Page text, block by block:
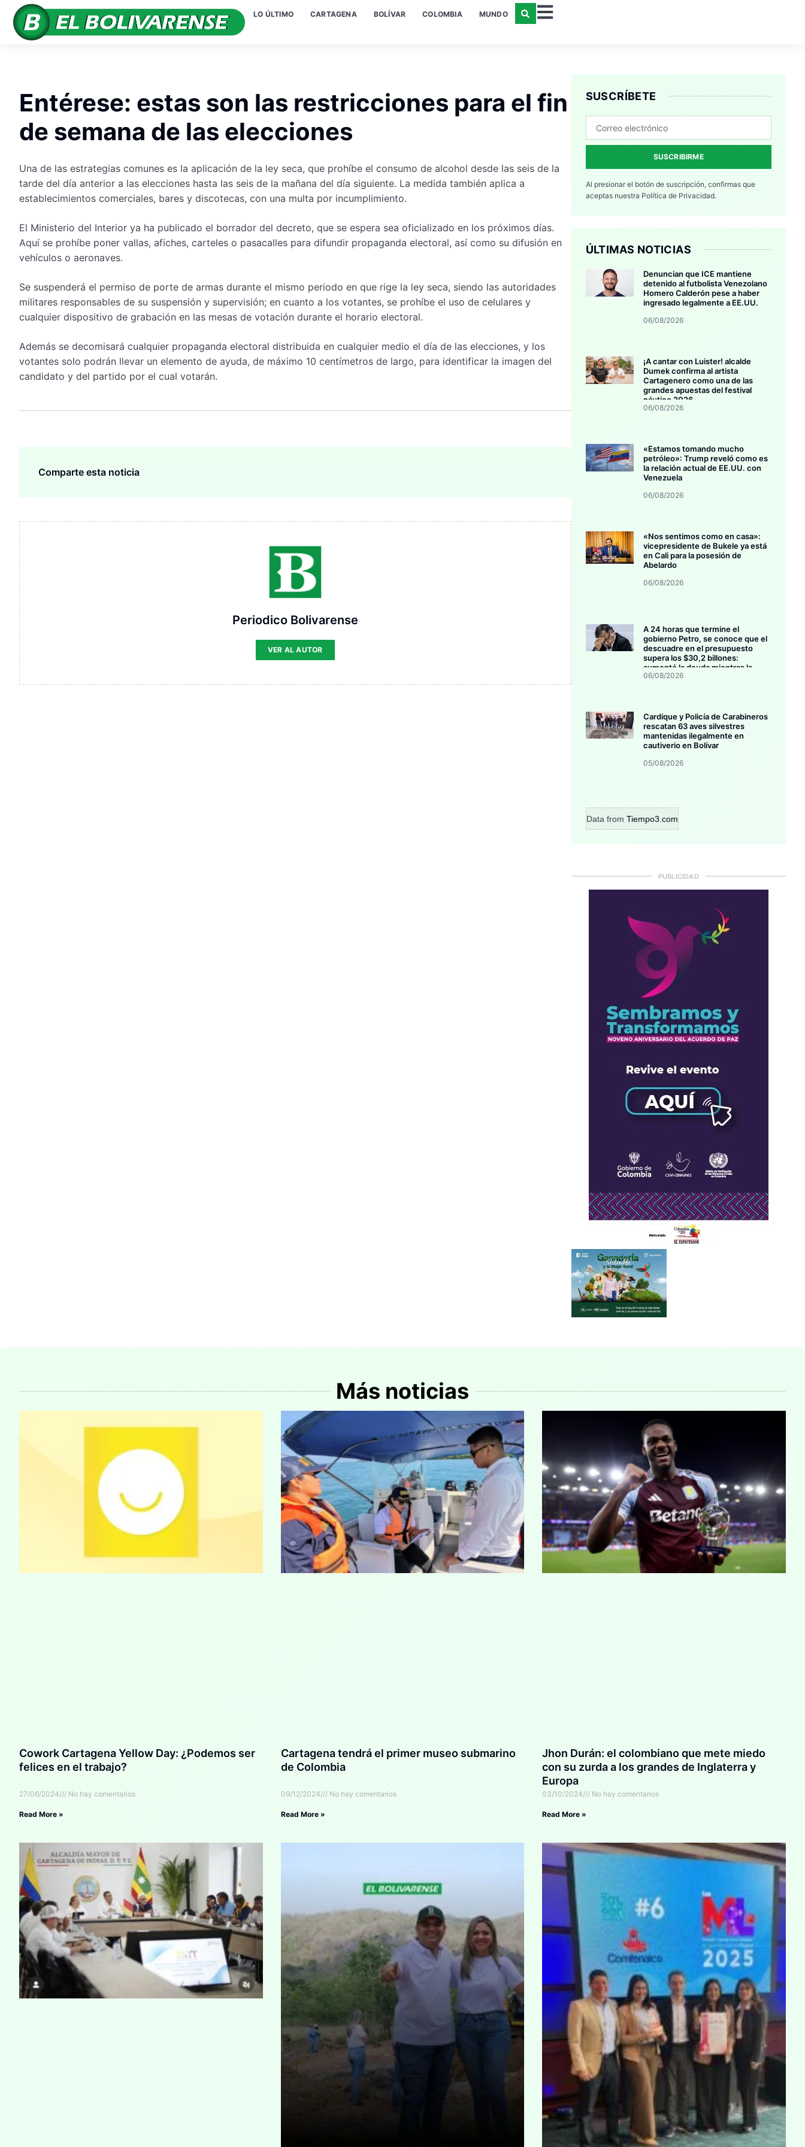
LO ÚLTIMO CARTAGENA BOLÍVAR COLOMBIA MUNDO
Entérese: estas son las restricciones para el fin
de semana de las elecciones
Una de las estrategias comunes es la aplicación de la ley seca, que prohíbe el consumo de alcohol desde las seis de la
tarde del día anterior a las elecciones hasta las seis de la mañana del día siguiente. La medida también aplica a
establecimientos comerciales, bares y discotecas, con una multa por incumplimiento.
El Ministerio del Interior ya ha publicado el borrador del decreto, que se espera sea oficializado en los próximos días.
Aquí se prohíbe poner vallas, afiches, carteles o pasacalles para difundir propaganda electoral, así como su difusión en
vehículos o aeronaves.
Se suspenderá el permiso de porte de armas durante el mismo periodo en que rige la ley seca, siendo las autoridades
militares responsables de su suspensión y supervisión; en cuanto a los votantes, se prohíbe el uso de celulares y
cualquier dispositivo de grabación en las mesas de votación durante el horario electoral.
Además se decomisará cualquier propaganda electoral distribuida en cualquier medio el día de las elecciones, y los
votantes solo podrán llevar un elemento de ayuda, de máximo 10 centímetros de largo, para identificar la imagen del
candidato y del partido por el cual votarán.
Comparte esta noticia
Periodico Bolivarense
VER AL AUTOR
SUSCRÍBETE
SUSCRIBIRME
Al presionar el botón de suscripción, confirmas que
aceptas nuestra Política de Privacidad.
ÚLTIMAS NOTICIAS
Denuncian que ICE mantiene
detenido al futbolista Venezolano
Homero Calderón pese a haber
ingresado legalmente a EE.UU.
06/08/2026
¡A cantar con Luister! alcalde
Dumek confirma al artista
Cartagenero como una de las
grandes apuestas del festival
náutico 2026
06/08/2026
«Estamos tomando mucho
petróleo»: Trump reveló como es
la relación actual de EE.UU. con
Venezuela
06/08/2026
«Nos sentimos como en casa»:
vicepresidente de Bukele ya está
en Cali para la posesión de
Abelardo
06/08/2026
A 24 horas que termine el
gobierno Petro, se conoce que el
descuadre en el presupuesto
supera los $30,2 billones:
aumentó la deuda mientras la
inversión se estanca
06/08/2026
Cardique y Policía de Carabineros
rescatan 63 aves silvestres
mantenidas ilegalmente en
cautiverio en Bolívar
05/08/2026
Data from Tiempo3.com
PUBLICIDAD
Más noticias
Cowork Cartagena Yellow Day: ¿Podemos ser
felices en el trabajo?
27/06/2024 No hay comentarios
Read More »
Cartagena tendrá el primer museo submarino
de Colombia
09/12/2024 No hay comentarios
Read More »
Jhon Durán: el colombiano que mete miedo
con su zurda a los grandes de Inglaterra y
Europa
03/10/2024 No hay comentarios
Read More »